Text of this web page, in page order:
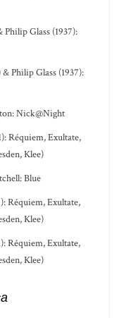
Philip Glass (1937):
Philip Glass (1937):
Nick@Night
Réquiem, Exultate,
Klee)
Blue
Réquiem, Exultate,
Klee)
Réquiem, Exultate,
Klee)